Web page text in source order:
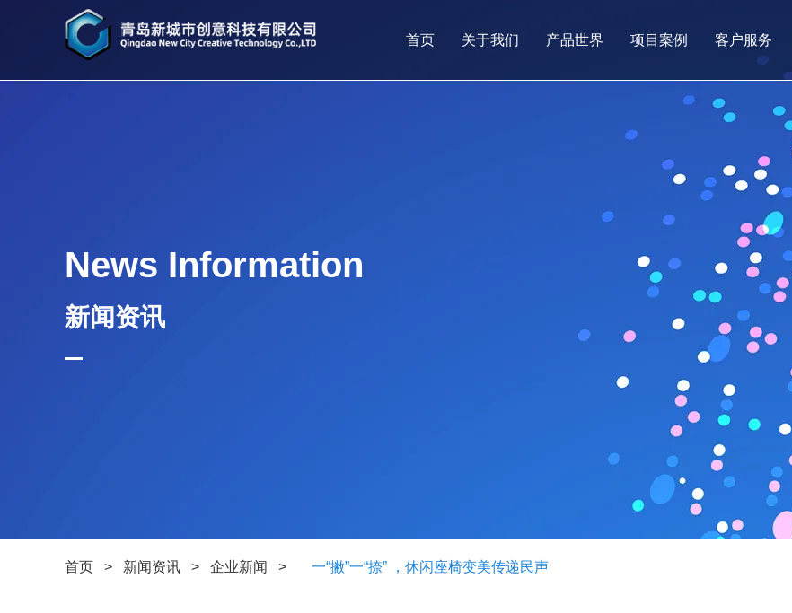
首页 关于我们 产品世界 项目案例 客户服务
News Information
新闻资讯
首页 > 新闻资讯 > 企业新闻 > 一“撇”一“捺” ，休闲座椅变美传递民声